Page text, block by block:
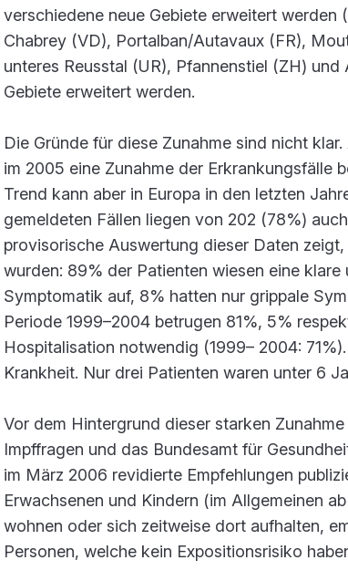
verschiedene neue Gebiete erweitert werden
Chabrey (VD), Portalban/Autavaux (FR),
unteres Reusstal (UR), Pfannenstiel (ZH)
Gebiete erweitert werden.
Die Gründe für diese Zunahme sind nicht
im 2005 eine Zunahme der Erkrankungsfälle
Trend kann aber in Europa in den letzten
gemeldeten Fällen liegen von 202 (78%)
provisorische Auswertung dieser Daten
wurden: 89% der Patienten wiesen eine
Symptomatik auf, 8% hatten nur grippale
Periode 1999–2004 betrugen 81%, 5%
Hospitalisation notwendig (1999– 2004:
Krankheit. Nur drei Patienten waren unter 6
Vor dem Hintergrund dieser starken
Impffragen und das Bundesamt für
im März 2006 revidierte Empfehlungen
Erwachsenen und Kindern (im Allgemeinen
wohnen oder sich zeitweise dort aufhalten,
Personen, welche kein Expositionsrisiko